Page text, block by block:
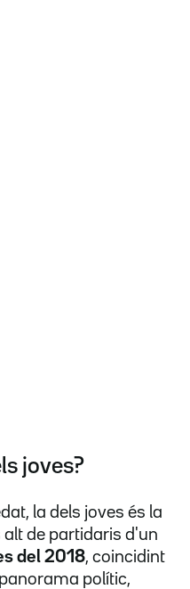
joves?
la dels joves és la
de partidaris d'un
del 2018, coincidint
polític,